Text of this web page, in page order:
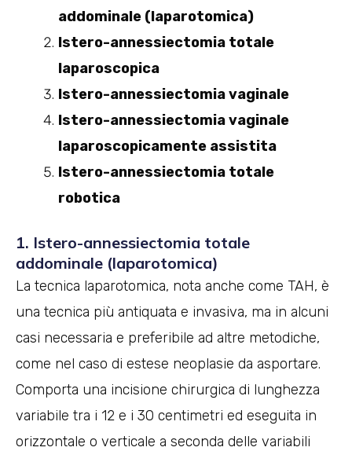
addominale (laparotomica)
Istero-annessiectomia totale
laparoscopica
Istero-annessiectomia vaginale
Istero-annessiectomia vaginale
laparoscopicamente assistita
Istero-annessiectomia totale
robotica
1. Istero-annessiectomia totale
addominale (laparotomica)
La tecnica laparotomica, nota anche come TAH, è
una tecnica più antiquata e invasiva, ma in alcuni
casi necessaria e preferibile ad altre metodiche,
come nel caso di estese neoplasie da asportare.
Comporta una incisione chirurgica di lunghezza
variabile tra i 12 e i 30 centimetri ed eseguita in
orizzontale o verticale a seconda delle variabili